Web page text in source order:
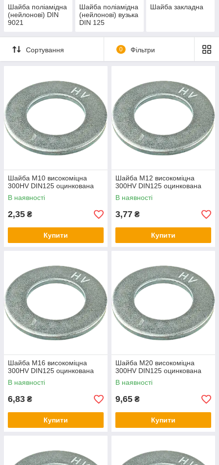
Шайба поліамідна
(нейлонові) DIN
9021
Шайба поліамідна
(нейлонові) вузька
DIN 125
Шайба закладна
Сортування 0 Фільтри
Шайба М10 високоміцна
300HV DIN125 оцинкована
В наявності
2,35 ₴
Купити
Шайба М12 високоміцна
300HV DIN125 оцинкована
В наявності
3,77 ₴
Купити
Шайба М16 високоміцна
300HV DIN125 оцинкована
В наявності
6,83 ₴
Купити
Шайба М20 високоміцна
300HV DIN125 оцинкована
В наявності
9,65 ₴
Купити